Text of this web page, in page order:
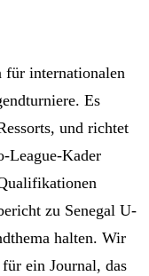
für internationalen
Es
und richtet
League-Kader
zu Senegal U-
halten. Wir
ein Journal, das